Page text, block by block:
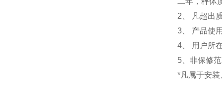
2、 凡超出
3、 产品使
4、 用户所
5、非保修
*凡属于安